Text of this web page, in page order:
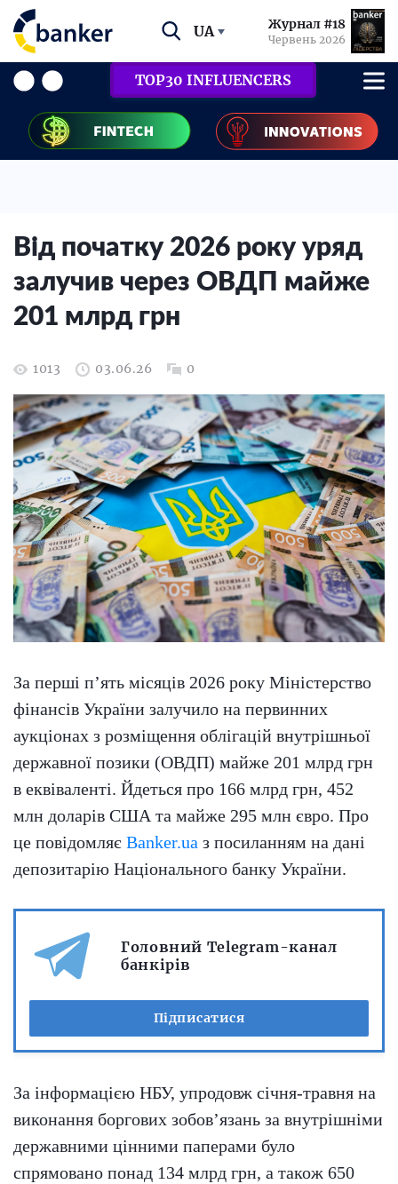
UA Журнал #18
Червень 2026
TOP30 INFLUENCERS
Від початку 2026 року уряд
залучив через ОВДП майже
201 млрд грн
1013 03.06.26 0
За перші п’ять місяців 2026 року Міністерство
фінансів України залучило на первинних
аукціонах з розміщення облігацій внутрішньої
державної позики (ОВДП) майже 201 млрд грн
в еквіваленті. Йдеться про 166 млрд грн, 452
млн доларів США та майже 295 млн євро. Про
це повідомляє Banker.ua з посиланням на дані
депозитарію Національного банку України.
Головний Telegram-канал
банкірів
Підписатися
За інформацією НБУ, упродовж січня-травня на
виконання боргових зобов’язань за внутрішніми
державними цінними паперами було
спрямовано понад 134 млрд грн, а також 650